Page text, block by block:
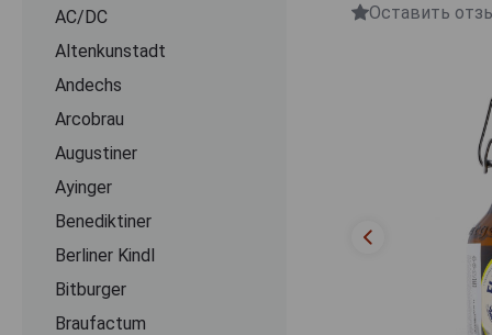
AC/DC
Altenkunstadt
Andechs
Arcobrau
Augustiner
Ayinger
Benediktiner
Berliner Kindl
Bitburger
Braufactum
Оставить